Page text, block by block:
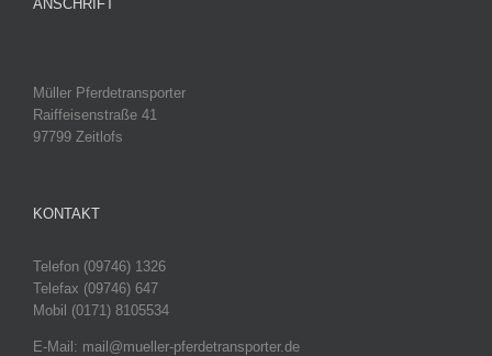
ANSCHRIFT
Müller Pferdetransporter
Raiffeisenstraße 41
97799 Zeitlofs
KONTAKT
Telefon (09746) 1326
Telefax (09746) 647
Mobil (0171) 8105534
E-Mail: mail@mueller-pferdetransporter.de